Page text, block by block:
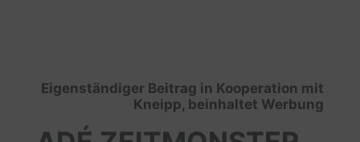
Eigenständiger Beitrag in Kooperation mit
Kneipp, beinhaltet Werbung